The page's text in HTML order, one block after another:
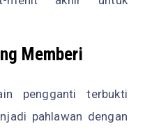
Memberi
pengganti terbukti
pahlawan dengan